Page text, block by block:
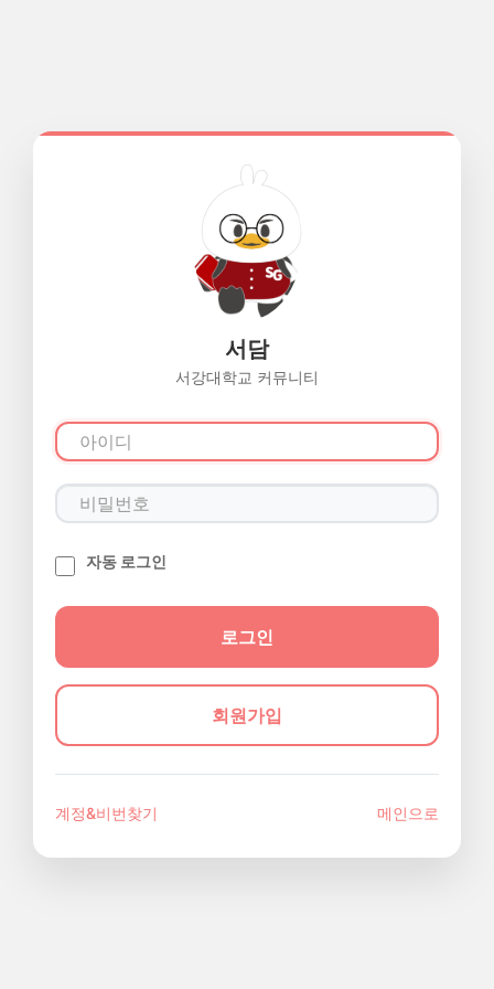
서담
서강대학교 커뮤니티
자동 로그인
회원가입
계정&비번찾기 메인으로